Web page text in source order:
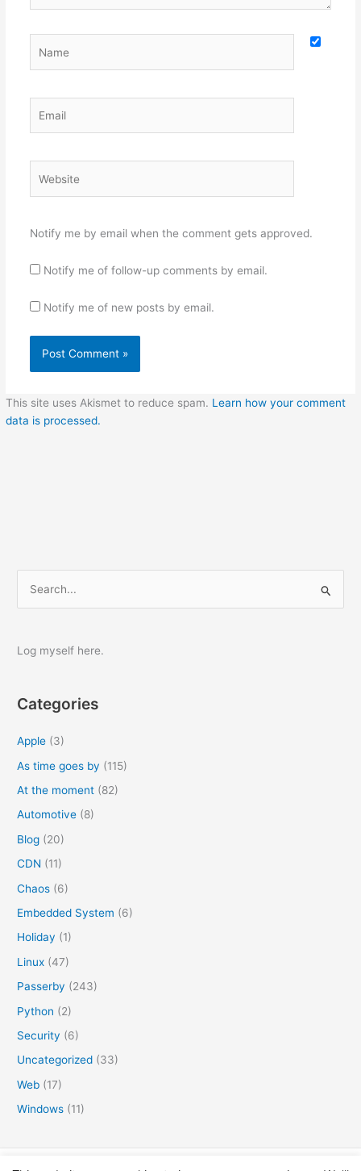
Notify me by email when the comment gets approved.
Notify me of follow-up comments by email.
Notify me of new posts by email.
This site uses Akismet to reduce spam. Learn how your comment
data is processed.
r
f
Log myself here.
Categories
Apple (3)
As time goes by (115)
At the moment (82)
Automotive (8)
Blog (20)
CDN (11)
Chaos (6)
Embedded System (6)
Holiday (1)
Linux (47)
Passerby (243)
Python (2)
Security (6)
Uncategorized (33)
Web (17)
Windows (11)